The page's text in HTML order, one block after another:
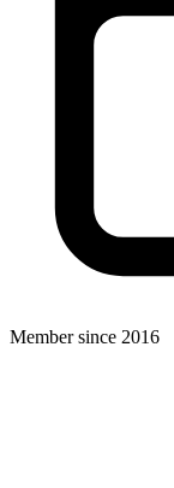
Member since 2016